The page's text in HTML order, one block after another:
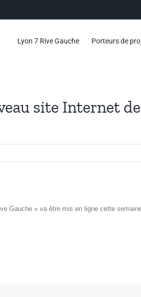
Lyon 7 Rive Gauche Porteurs de
site Internet
Gauche » va être mis en ligne cette